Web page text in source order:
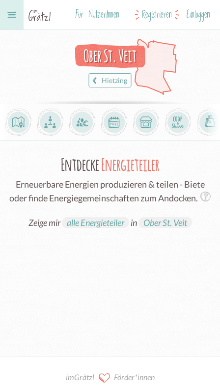
Für NutzerInnen Registrieren Einloggen
Ober St. Veit
Hietzing
EntdeckeEnergieteiler
Erneuerbare Energien produzieren & teilen - Biete
oder finde Energiegemeinschaften zum Andocken.
Zeige mir alle Energieteiler in Ober St. Veit
imGrätzl Förder*innen